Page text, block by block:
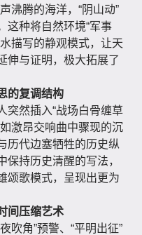
沸腾的海洋，“阴山动”
这种将自然环境“军事
描写的静观模式，让天
伸与证明，极大拓展了
的复调结构
突然插入“战场白骨缠草
激昂交响曲中骤现的沉
历代边塞牺牲的历史纵
保持历史清醒的写法，
颂歌模式，呈现出更为
间压缩艺术
吹角”预警、“平明出征”